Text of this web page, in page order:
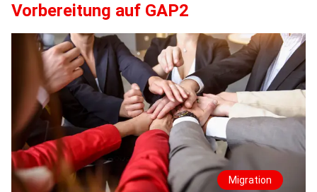
Vorbereitung auf GAP2
Migration